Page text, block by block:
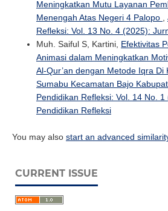
Meningkatkan Mutu Layanan
Menengah Atas Negeri 4 Palopo ,
Refleksi: Vol. 13 No. 4 (2025):
Muh. Saiful S, Kartini, Efektivitas
Animasi dalam Meningkatkan
Al-Qur’an dengan Metode Iqra Di
Sumabu Kecamatan Bajo
Pendidikan Refleksi: Vol. 14 No.
Pendidikan Refleksi
You may also start an advanced
CURRENT ISSUE